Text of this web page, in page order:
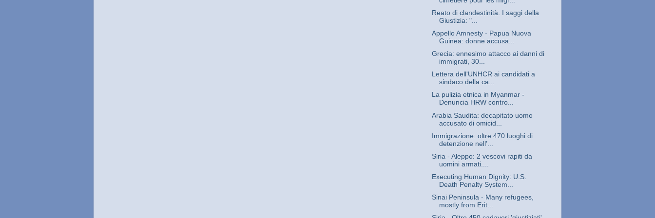
Reato di clandestinità. I saggi della
Giustizia: "...
Appello Amnesty - Papua Nuova
Guinea: donne accusa...
Grecia: ennesimo attacco ai danni di
immigrati, 30...
Lettera dell'UNHCR ai candidati a
sindaco della ca...
La pulizia etnica in Myanmar -
Denuncia HRW contro...
Arabia Saudita: decapitato uomo
accusato di omicid...
Immigrazione: oltre 470 luoghi di
detenzione nell’...
Siria - Aleppo: 2 vescovi rapiti da
uomini armati....
Executing Human Dignity: U.S.
Death Penalty System...
Sinai Peninsula - Many refugees,
mostly from Erit...